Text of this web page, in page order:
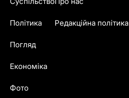
Політика
Погляд
Економіка
Фото
Редакційна політика